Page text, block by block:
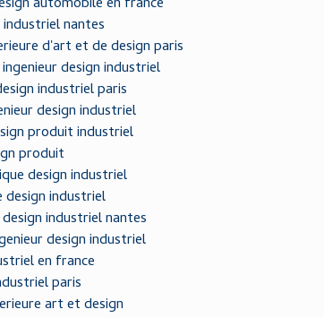
nantes
d'art et de design paris
design industriel
industriel paris
design industriel
produit industriel
produit
design industriel
design industriel
industriel nantes
design industriel
en france
paris
art et design